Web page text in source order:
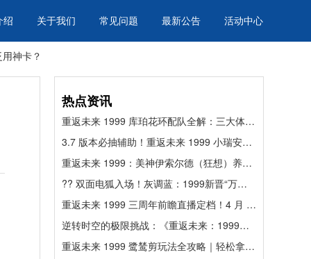
绍 关于我们 常见问题 最新公告 活动中心
神卡？
热点资讯
重返未来 1999 库珀花环配队全解：三大体系稳通高难，辅助强度拉满
3.7 版本必抽辅助！重返未来 1999 小瑞安侬全解析：万金油插件，多体系通吃
重返未来 1999：美神伊索尔德（狂想）养成全解，余辉队核心必看
?? 双面电狐入场！灰调蓝：1999新晋“万能插件”，电能队的救世主还是泛用神卡？
重返未来 1999 三周年前瞻直播定档！4 月 18 日 19 点锁定，主线终章重磅来袭
逆转时空的极限挑战：《重返未来：1999》焦点闪回全关卡深度解析与满星配队指南
重返未来 1999 鹭鸶剪玩法全攻略｜轻松拿满奖励，懒人也能通关！